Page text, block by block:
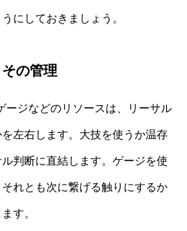
にしておきましょう。
の管理
ージなどのリソースは、リーサル
左右します。大技を使うか温存
判断に直結します。ゲージを使
れとも次に繋げる触りにするか
す。